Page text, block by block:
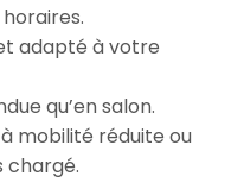
adapté à votre
qu’en salon.
mobilité réduite ou
chargé.